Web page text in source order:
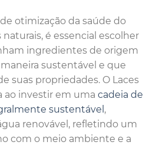
otimização da saúde do
é essencial escolher
ingredientes de origem
sustentável e que
suas propriedades. O Laces
ao investir em uma cadeia de
sustentável ,
renovável, refletindo um
com o meio ambiente e a